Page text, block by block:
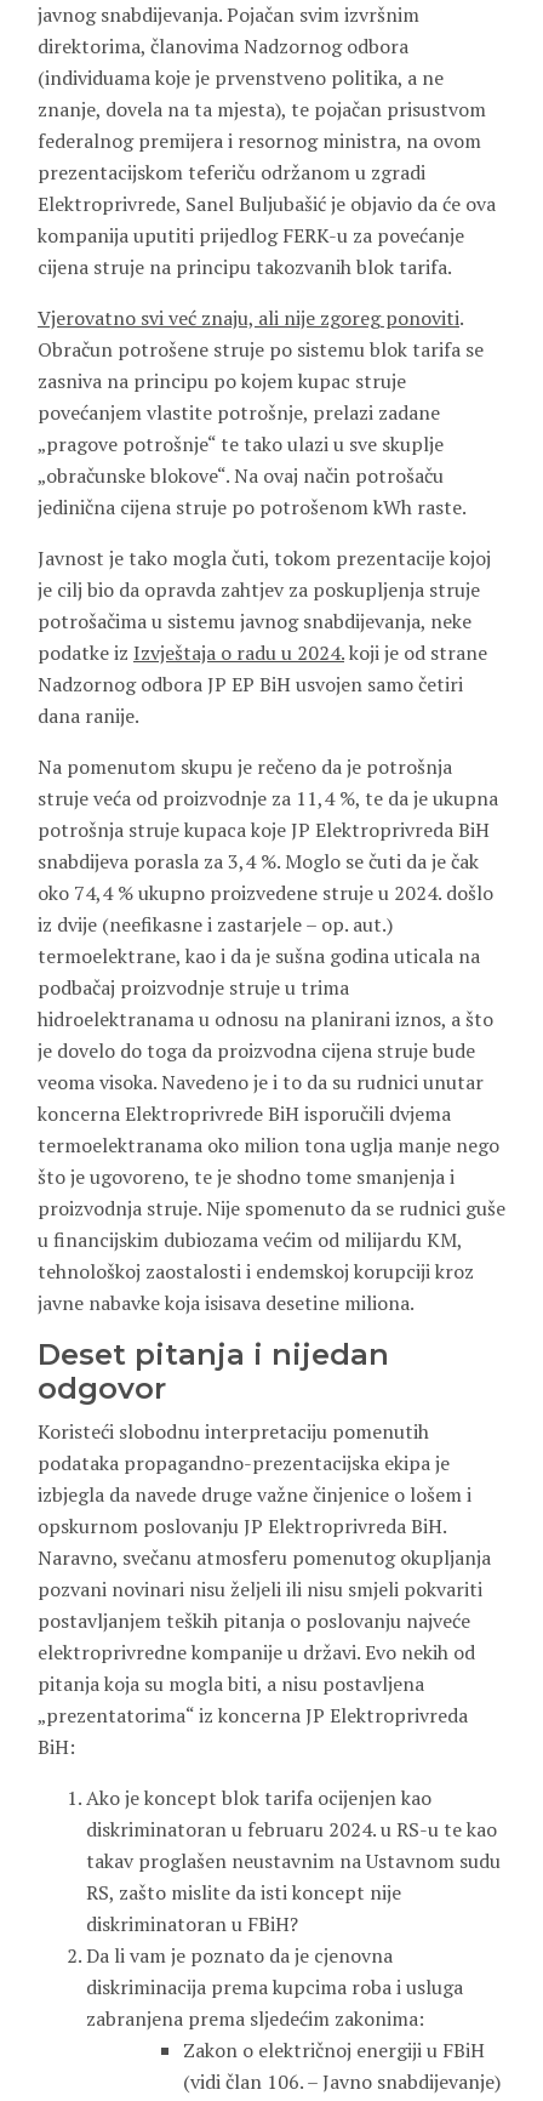
javnog snabdijevanja. Pojačan svim izvršnim
direktorima, članovima Nadzornog odbora
(individuama koje je prvenstveno politika, a ne
znanje, dovela na ta mjesta), te pojačan prisustvom
federalnog premijera i resornog ministra, na ovom
prezentacijskom teferiču održanom u zgradi
Elektroprivrede, Sanel Buljubašić je objavio da će ova
kompanija uputiti prijedlog FERK-u za povećanje
cijena struje na principu takozvanih blok tarifa.
Vjerovatno svi već znaju, ali nije zgoreg ponoviti.
Obračun potrošene struje po sistemu blok tarifa se
zasniva na principu po kojem kupac struje
povećanjem vlastite potrošnje, prelazi zadane
„pragove potrošnje“ te tako ulazi u sve skuplje
„obračunske blokove“. Na ovaj način potrošaču
jedinična cijena struje po potrošenom kWh raste.
Javnost je tako mogla čuti, tokom prezentacije kojoj
je cilj bio da opravda zahtjev za poskupljenja struje
potrošačima u sistemu javnog snabdijevanja, neke
podatke iz Izvještaja o radu u 2024.koji je od strane
Nadzornog odbora JP EP BiH usvojen samo četiri
dana ranije.
Na pomenutom skupu je rečeno da je potrošnja
struje veća od proizvodnje za 11,4 %, te da je ukupna
potrošnja struje kupaca koje JP Elektroprivreda BiH
snabdijeva porasla za 3,4 %. Moglo se čuti da je čak
oko 74,4 % ukupno proizvedene struje u 2024. došlo
iz dvije (neefikasne i zastarjele – op. aut.)
termoelektrane, kao i da je sušna godina uticala na
podbačaj proizvodnje struje u trima
hidroelektranama u odnosu na planirani iznos, a što
je dovelo do toga da proizvodna cijena struje bude
veoma visoka. Navedeno je i to da su rudnici unutar
koncerna Elektroprivrede BiH isporučili dvjema
termoelektranama oko milion tona uglja manje nego
što je ugovoreno, te je shodno tome smanjenja i
proizvodnja struje. Nije spomenuto da se rudnici guše
u financijskim dubiozama većim od milijardu KM,
tehnološkoj zaostalosti i endemskoj korupciji kroz
javne nabavke koja isisava desetine miliona.
Deset pitanja i nijedan
odgovor
Koristeći slobodnu interpretaciju pomenutih
podataka propagandno-prezentacijska ekipa je
izbjegla da navede druge važne činjenice o lošem i
opskurnom poslovanju JP Elektroprivreda BiH.
Naravno, svečanu atmosferu pomenutog okupljanja
pozvani novinari nisu željeli ili nisu smjeli pokvariti
postavljanjem teških pitanja o poslovanju najveće
elektroprivredne kompanije u državi. Evo nekih od
pitanja koja su mogla biti, a nisu postavljena
„prezentatorima“ iz koncerna JP Elektroprivreda
BiH:
Ako je koncept blok tarifa ocijenjen kao
diskriminatoran u februaru 2024. u RS-u te kao
takav proglašen neustavnim na Ustavnom sudu
RS, zašto mislite da isti koncept nije
diskriminatoran u FBiH?
Da li vam je poznato da je cjenovna
diskriminacija prema kupcima roba i usluga
zabranjena prema sljedećim zakonima:
Zakon o električnoj energiji u FBiH
(vidi član 106. – Javno snabdijevanje)